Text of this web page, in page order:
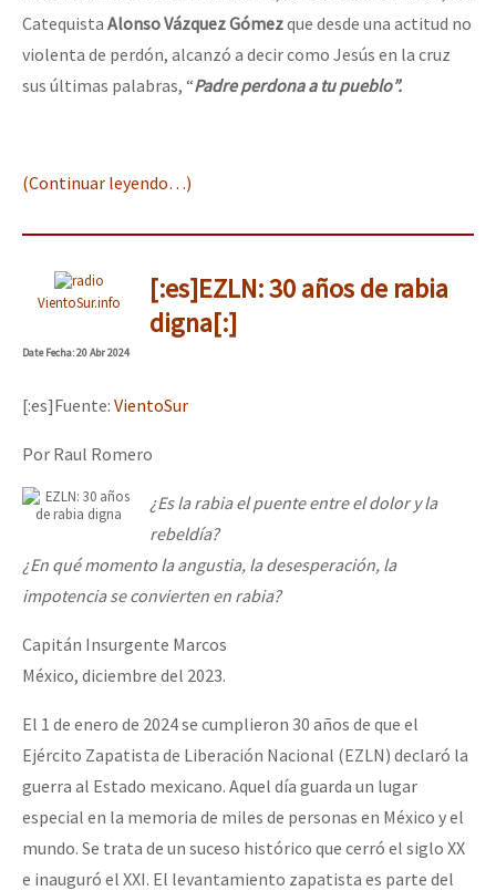
Catequista Alonso Vázquez Gómezque desde una actitud no
violenta de perdón, alcanzó a decir como Jesús en la cruz
sus últimas palabras, “Padre perdona a tu pueblo”.
(Continuar leyendo…)
VientoSur.info
[:es]EZLN: 30 años de rabia
digna[:]
DateFecha: 20 Abr 2024
[:es]Fuente: VientoSur
Por Raul Romero
¿Es la rabia el puente entre el dolor y la
rebeldía?
¿En qué momento la angustia, la desesperación, la
impotencia se convierten en rabia?
Capitán Insurgente Marcos
México, diciembre del 2023.
El 1 de enero de 2024 se cumplieron 30 años de que el
Ejército Zapatista de Liberación Nacional (EZLN) declaró la
guerra al Estado mexicano. Aquel día guarda un lugar
especial en la memoria de miles de personas en México y el
mundo. Se trata de un suceso histórico que cerró el siglo XX
e inauguró el XXI. El levantamiento zapatista es parte del